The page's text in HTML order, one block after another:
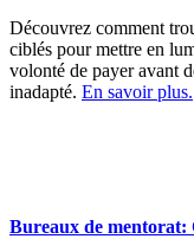
Découvrez comment
ciblés pour mettre en
volonté de payer avant
inadapté. En savoir plus.
Bureaux de